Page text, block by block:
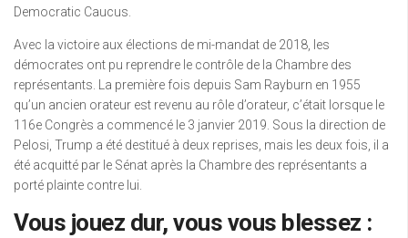
Democratic Caucus.
Avec la victoire aux élections de mi-mandat de 2018, les
démocrates ont pu reprendre le contrôle de la Chambre des
représentants. La première fois depuis Sam Rayburn en 1955
qu’un ancien orateur est revenu au rôle d’orateur, c’était lorsque le
116e Congrès a commencé le 3 janvier 2019. Sous la direction de
Pelosi, Trump a été destitué à deux reprises, mais les deux fois, il a
été acquitté par le Sénat après la Chambre des représentants a
porté plainte contre lui.
Vous jouez dur, vous vous blessez :